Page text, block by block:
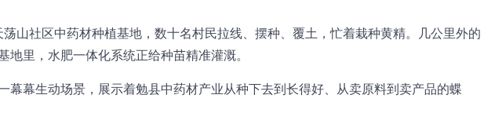
山社区中药材种植基地，数十名村民拉线、摆种、覆土，忙着栽种黄精。几公里外的
地里，水肥一体化系统正给种苗精准灌溉。
幕幕生动场景，展示着勉县中药材产业从种下去到长得好、从卖原料到卖产品的蝶